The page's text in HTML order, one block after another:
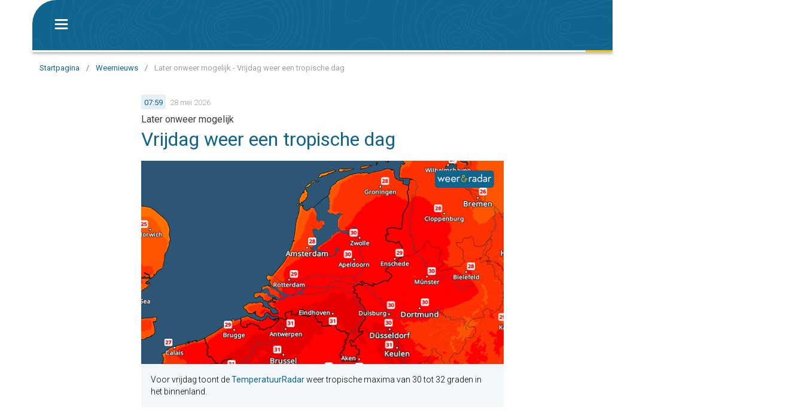
Startpagina / Weernieuws / Later onweer mogelijk - Vrijdag weer een tropische dag
07:59 28 mei 2026
Later onweer mogelijk
Vrijdag weer een tropische dag
Voor vrijdag toont deTemperatuurRadarweer tropische maxima van 30 tot 32 graden in
het binnenland.